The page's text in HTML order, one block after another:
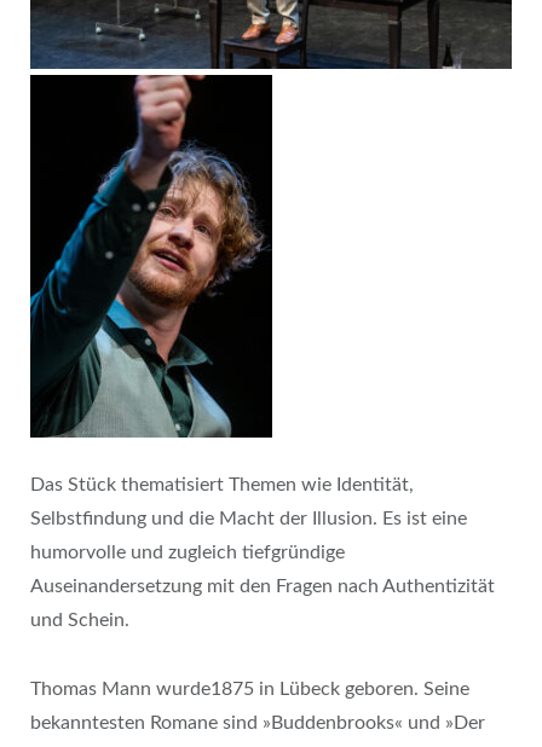
Das Stück thematisiert Themen wie Identität,
Selbstfindung und die Macht der Illusion. Es ist eine
humorvolle und zugleich tiefgründige
Auseinandersetzung mit den Fragen nach Authentizität
und Schein.
Thomas Mann wurde1875 in Lübeck geboren. Seine
bekanntesten Romane sind »Buddenbrooks« und »Der